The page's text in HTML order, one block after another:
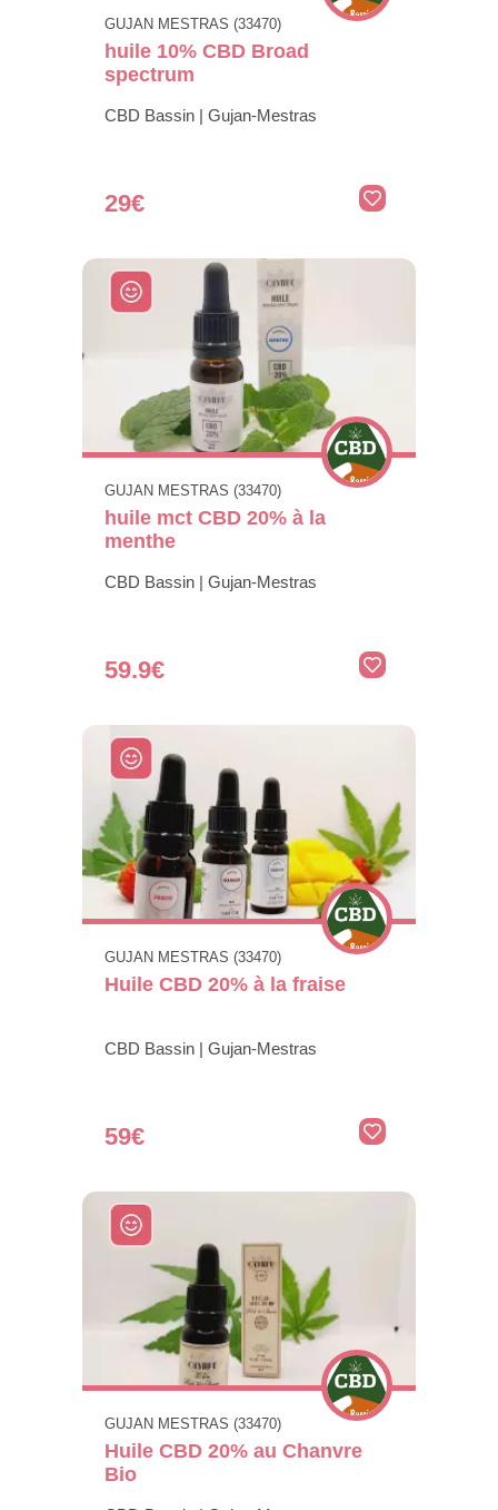
GUJAN MESTRAS (33470)
huile 10% CBD Broad
spectrum
CBD Bassin | Gujan-Mestras
29€
GUJAN MESTRAS (33470)
huile mct CBD 20% à la
menthe
CBD Bassin | Gujan-Mestras
59.9€
GUJAN MESTRAS (33470)
Huile CBD 20% à la fraise
CBD Bassin | Gujan-Mestras
59€
GUJAN MESTRAS (33470)
Huile CBD 20% au Chanvre
Bio